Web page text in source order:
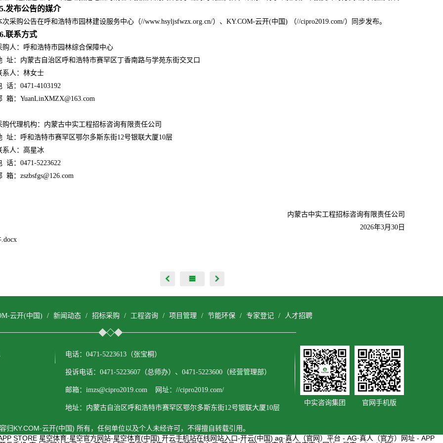
5.发布公告的媒介
次采购公告在呼和浩特市园林建设服务中心（//www.hsyljsfwzx.org.cn/）、KY.COM-云开(中国) （//cipro2019.com/）同步发布。
6.联系方式
购人：呼和浩特市园林综合保障中心
址：内蒙古自治区呼和浩特市赛罕区丁香南路与学苑东街交叉口
系人：林女士
话：0471-4103192
箱：YuanLinXMZX@163.com
购代理机构：内蒙古中实工程招标咨询有限责任公司
址：呼和浩特市赛罕区鄂尔多斯东街12号银联大厦10层
系人：高星冰
话：0471-5223622
箱：zszbsfgs@126.com
内蒙古中实工程招标咨询有限责任公司
2026年3月30日
.docx
云开(中国) / 新闻动态 / 招标采购 / 工程咨询 / 项目管理 / 节能环保 / 专家登记 / 人才招聘
电话：0471-5223613（张宝桐）
投诉电话：0471-5223607（总师办）、0471-5223600（经营管理部）
邮箱：imzs@cipro2019.com 网址：//cipro2019.com/
地址：内蒙古自治区呼和浩特市赛罕区鄂尔多斯东街12号银联大厦10层
中实咨询集团 官网手机版
归KY.COM-云开(中国) 所有，任何单位以及个人未经许可，不得擅自转载引用。
STORE 星空体育·星空官方网站-星空体育(中国) 开云手机站在线网站入口-开云(中国) ag·真人（官网）平台 - AG·真人（官方）网址 - APP